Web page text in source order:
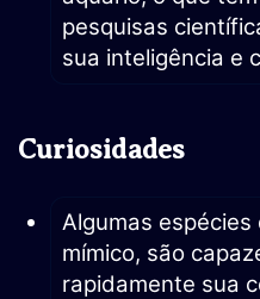
pesquisas
sua inteligência e
Curiosidades
Algumas
mímico, são
rapidamente sua